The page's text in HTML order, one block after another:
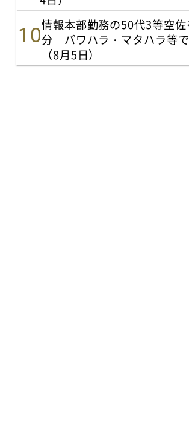
情報本部勤務の50代3等空佐
分 パワハラ・マタハラ等
（8月5日）